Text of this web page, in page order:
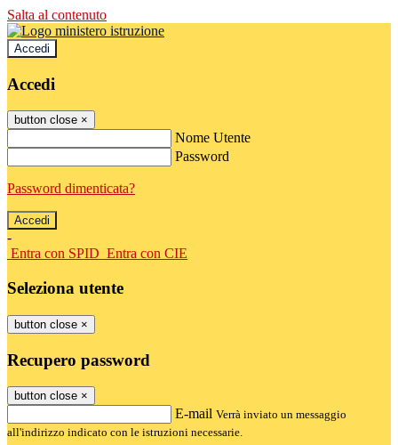
Salta al contenuto
Accedi
Accedi
button close ×
Nome Utente
Password
Password dimenticata?
-
Entra con SPID Entra con CIE
Seleziona utente
button close ×
Recupero password
button close ×
E-mail Verrà inviato un messaggio
all'indirizzo indicato con le istruzioni necessarie.